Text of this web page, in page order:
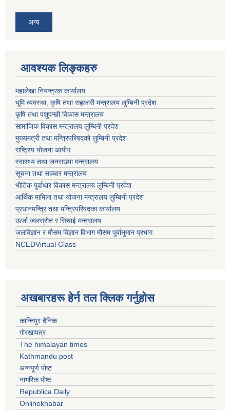
अन्य
आवश्यक लिङ्कहरु
महालेखा नियन्त्रक कार्यालय
भूमि व्यवस्था, कृषि तथा सहकारी मन्त्रालय लुम्बिनी प्रदेश
कृषि तथा पशुपन्छी विकास मन्त्रालय
सामाजिक विकास मन्त्रालय लुम्बिनी प्रदेश
मुख्यमत्री तथा मन्त्रिपरिषद्काे लुम्बिनी प्रदेश
राष्ट्रिय योजना आयोग
स्वास्थ्य तथा जनसख्या मन्त्रालय
सूचना तथा सञ्चार मन्त्रालय
भाैतिक पुर्वाधार विकास मन्त्रालय लुम्बिनी प्रदेश
आर्थिक मामिला तथा योजना मन्त्रालय लुम्बिनी प्रदेश
प्रधानमन्त्रि तथा मन्त्रिपरिषदका कार्यालय
ऊर्जा,जलस्रोत र सिंचाई मन्त्रालय
जलविज्ञान र मौसम विज्ञान विभाग मौसम पूर्वानुमान प्रभाग
NCEDVirtual Class
अखबारहरू हेर्न तल क्लिक गर्नुहोस
कान्तिपुर दैनिक
गोरखापत्र
The himalayan times
Kathmandu post
अन्नपूर्ण पोष्ट
नागरिक पोष्ट
Republica Daily
Onlinekhabar